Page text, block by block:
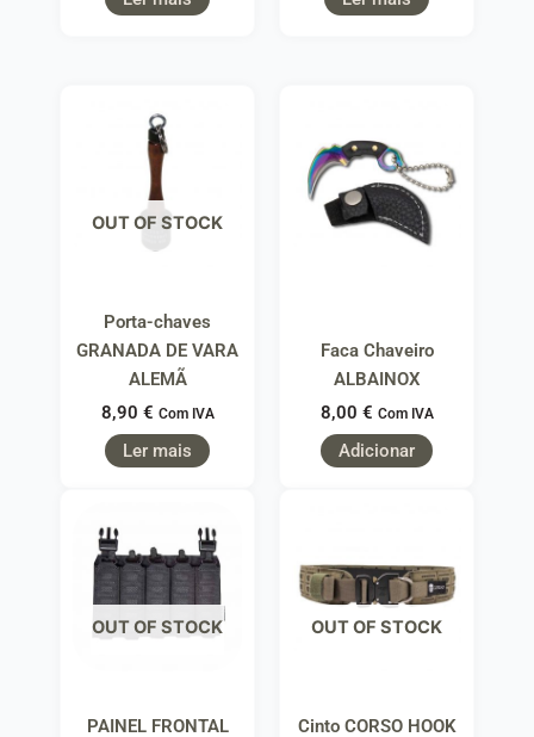
OUT OF STOCK
Porta-chaves
GRANADA DE VARA
ALEMÃ
8,90 € Com IVA
Ler mais
Faca Chaveiro
ALBAINOX
8,00 € Com IVA
Adicionar
OUT OF STOCK
PAINEL FRONTAL
OUT OF STOCK
Cinto CORSO HOOK